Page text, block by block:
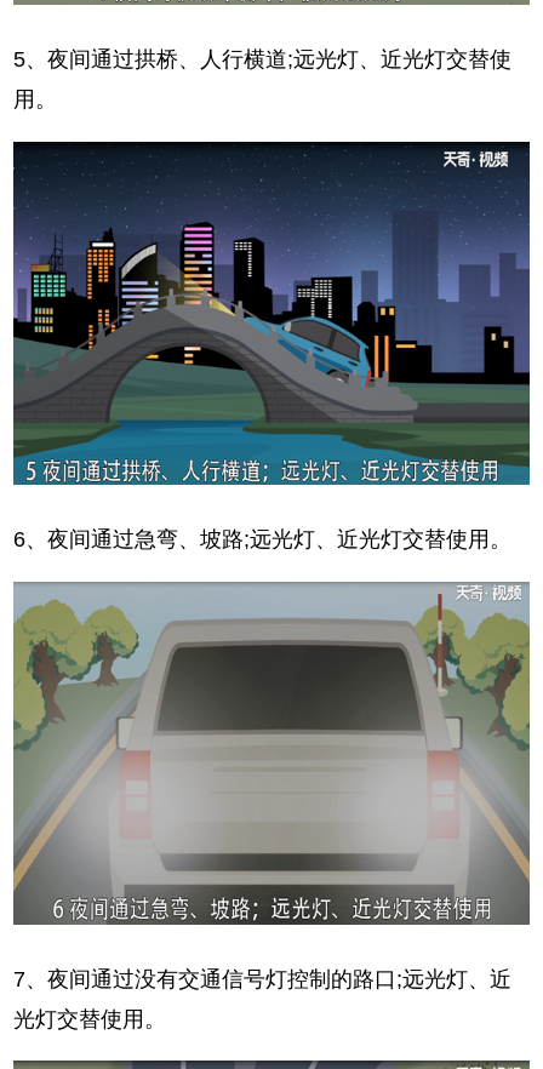
5、夜间通过拱桥、人行横道;远光灯、近光灯交替使
用。
6、夜间通过急弯、坡路;远光灯、近光灯交替使用。
7、夜间通过没有交通信号灯控制的路口;远光灯、近
光灯交替使用。